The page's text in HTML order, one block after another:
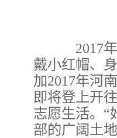
2017
戴小红帽、
加2017年河
即将登上开
志愿生活。“
部的广阔土